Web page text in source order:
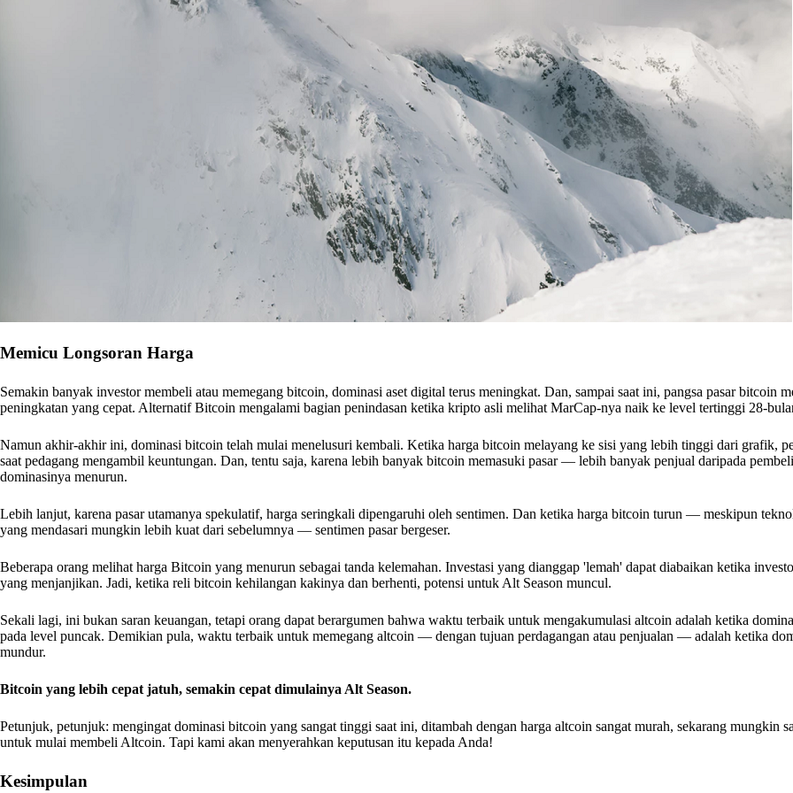
Memicu Longsoran Harga
Semakin banyak investor membeli atau memegang bitcoin, dominasi aset digital terus meningkat. Dan, sampai saat ini, pangsa pasar bitcoin
peningkatan yang cepat. Alternatif Bitcoin mengalami bagian penindasan ketika kripto asli melihat MarCap-nya naik ke level tertinggi 28-
Namun akhir-akhir ini, dominasi bitcoin telah mulai menelusuri kembali. Ketika harga bitcoin melayang ke sisi yang lebih tinggi dari grafik,
saat pedagang mengambil keuntungan. Dan, tentu saja, karena lebih banyak bitcoin memasuki pasar — lebih banyak penjual daripada
dominasinya menurun.
Lebih lanjut, karena pasar utamanya spekulatif, harga seringkali dipengaruhi oleh sentimen. Dan ketika harga bitcoin turun — meskipun
yang mendasari mungkin lebih kuat dari sebelumnya — sentimen pasar bergeser.
Beberapa orang melihat harga Bitcoin yang menurun sebagai tanda kelemahan. Investasi yang dianggap 'lemah' dapat diabaikan ketika
yang menjanjikan. Jadi, ketika reli bitcoin kehilangan kakinya dan berhenti, potensi untuk Alt Season muncul.
Sekali lagi, ini bukan saran keuangan, tetapi orang dapat berargumen bahwa waktu terbaik untuk mengakumulasi altcoin adalah ketika
pada level puncak. Demikian pula, waktu terbaik untuk memegang altcoin — dengan tujuan perdagangan atau penjualan — adalah ketika
mundur.
Bitcoin yang lebih cepat jatuh, semakin cepat dimulainya Alt Season.
Petunjuk, petunjuk: mengingat dominasi bitcoin yang sangat tinggi saat ini, ditambah dengan harga altcoin sangat murah, sekarang mungkin
untuk mulai membeli Altcoin. Tapi kami akan menyerahkan keputusan itu kepada Anda!
Kesimpulan